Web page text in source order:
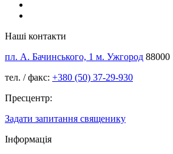
Наші контакти
пл. А. Бачинського, 1 м. Ужгород 88000
тел. / факс: +380 (50) 37-29-930
Пресцентр:
Задати запитання священику
Інформація